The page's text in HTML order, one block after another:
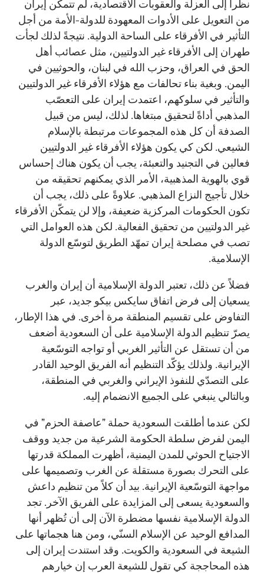
نظراً إلى العزلة والعقوبات الاقتصادية، لم تتمكّن إيران
من التعويل على الأدوات المعهودة للدولة-الأمة من أجل
التأثير في الأفرقاء على الساحة الدولية. نتيجةً لذلك لجأت
طهران إلى الأفرقاء غير الدولتيين، مثل عصائب أهل
الحق في العراق، وحزب الله في لبنان، والحوثيين في
اليمن. وبغية بناء تحالفات مع هؤلاء الأفرقاء غير الدولتيين
والتأثير في سلوكهم، اعتمدت إيران على التعصّب
المذهبي أداةً لتحقيق مبتغاها. لذلك، ليس من قبيل
الصدفة أن كل هذه المجموعات مرتبطة بالإسلام
الشيعي. لكن كي يكون هؤلاء الأفرقاء غير الدولتيين
فعالين في التجنيد والتعبئة، يجب أن يكون هناك إحساس
قوي بالهوية المذهبية، الأمر الذي يمكنهم تحقيقه من
خلال تأجيج النزاع المذهبي. علاوةً على ذلك، يجب أن
تكون الحكومات المركزية ضعيفة، وإلا لن يتمكّن الأفرقاء
غير الدولتيين من تحقيق الفعالية. لكن هذه العوامل التي
تصب في مصلحة إيران تمهّد الطريق لتوسّع الدولة
الإسلامية.
فضلاً عن ذلك، تعتبر الدولة الإسلامية أن إيران والغرب
يسعيان إلى فرض اتفاق سايكس بيكو جديد، عبر
التفاوض على تقسيم المنطقة مرة أخرى. في هذا الإطار،
يصرّ تنظيم الدولة الإسلامية على أن السعودية أضعف
من أن تستقل عن التأثير الغربي أو تواجه التوسّعية
الإيرانية. ولذلك يؤكّد التنظيم أنه الفريق الوحيد القادر
على التصدّي للنفوذ الإيراني والغربي في المنطقة،
وبالتالي ينبغي على الجميع الانضمام إليه.
لكن عندما أطلقت السعودية حملة "عاصفة الحزم" في
اليمن لفرض سلطة الحكومة الشرعية من جديد ووقف
الاجتياح الحوثي للمدن اليمنية، أظهرت المملكة قدرتها
على التحرك بصورة مستقلة عن الغرب وتصميمها على
مواجهة التوسّعية الإيرانية. بيد أن كلاً من تنظيم داعش
والسعودية يسعى إلى المزايدة على الفريق الآخر. تجد
الدولة الإسلامية نفسها مضطرة الآن إلى أن تُظهر أنها
المدافع الوحيد عن الإسلام السنّي، ومن هنا هجماتها على
الشيعة في السعودية والكويت. وقد استندت إيران إلى
هذه المحاججة كي تقول للشيعة العرب إن خيارهم